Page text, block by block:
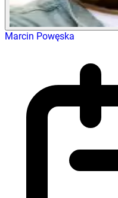
Marcin Powęska